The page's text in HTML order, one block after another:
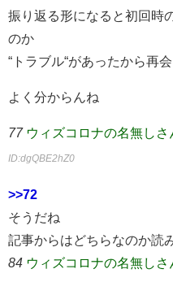
振り返る形になると初回時
のか
“トラブル“があったから再
よく分からんね
77 ウィズコロナの名無しさ
ID:dgQBE2hZ0
>>72
そうだね
記事からはどちらなのか読
84 ウィズコロナの名無しさ